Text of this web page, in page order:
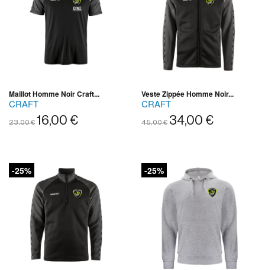
Maillot Homme Noir Craft...
CRAFT
23,00 € 16,00 €
Veste Zippée Homme Noir...
CRAFT
45,00 € 34,00 €
-25% -25%